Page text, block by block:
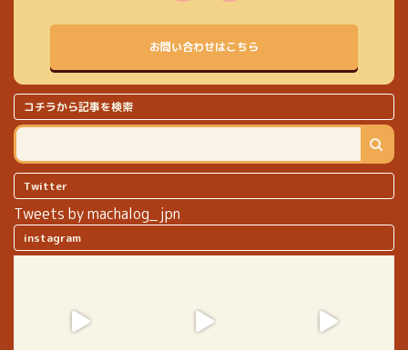
お問い合わせはこちら
コチラから記事を検索
Twitter
Tweets by machalog_jpn
instagram